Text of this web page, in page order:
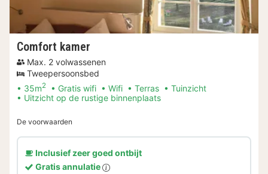
Comfort kamer
Max. 2 volwassenen
Tweepersoonsbed
35m2 Gratis wifi Wifi Terras
Tuinzicht
Uitzicht op de rustige binnenplaats
De voorwaarden
Inclusief zeer goed ontbijt
Gratis annulatie